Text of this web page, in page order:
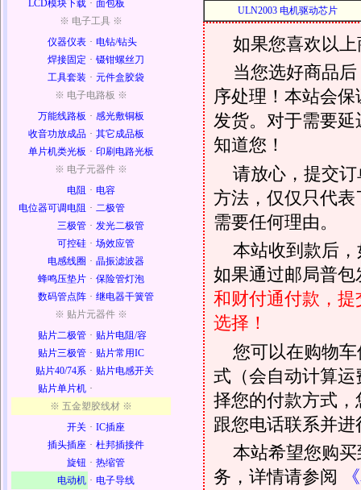
LCD模块下载 · 面包板
※ 电子工具 ※
仪器仪表 · 电钻/钻头
焊接固定 · 镊钳螺丝刀
工具套装 · 元件盒胶袋
※ 电子电路板 ※
万能线路板 · 感光敷铜板
收音功放成品 · 其它成品板
单片机类光板 · 印刷电路光板
※ 电子元器件 ※
电阻 · 电容
电位器可调电阻 · 二极管
三极管 · 发光二极管
可控硅 · 场效应管
电感线圈 · 晶振滤波器
蜂鸣压垫片 · 保险管灯泡
数码管点阵 · 继电器干簧管
※ 贴片元器件 ※
贴片二极管 · 贴片电阻/容
贴片三极管 · 贴片常用IC
贴片40/74系 · 贴片电感开关
贴片单片机 ·
※ 五金塑胶线材 ※
开关 · IC插座
插头插座 · 杜邦插接件
旋钮 · 热缩管
电动机 · 电子导线
ULN2003 电机驱动芯片
如果您喜欢以
当您选好商品
序处理！本站会
发货。对于需要
知道您！
请放心，提交
方法，仅仅只代
需要任何理由。
本站收到款后
如果通过邮局普包
和财付通付款，
选择！
您可以在购物
式（会自动计算
择您的付款方式
跟您电话联系并
本站希望您购
务，详情请参阅